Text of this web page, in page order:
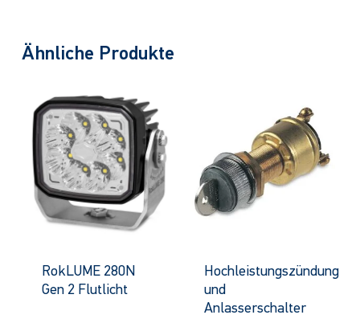
Ähnliche Produkte
RokLUME 280N
Gen 2 Flutlicht
Hochleistungszündung
und
Anlasserschalter